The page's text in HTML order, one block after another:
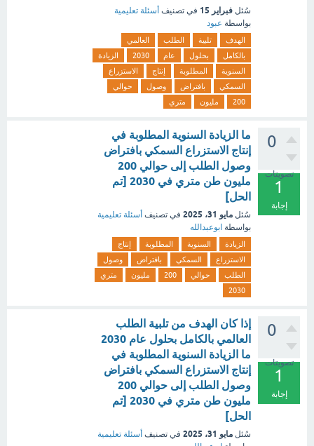
سُئل فبراير 15 في تصنيف أسئلة تعليمية
بواسطة عبود
الهدف تلبية الطلب
العالمي
بالكامل
بحلول عام 2030
الزيادة
السنوية
المطلوبة إنتاج
الاستزراع
السمكي
بافتراض وصول
حوالي
200
مليون متري
0
تصويتات
1
إجابة
ما الزيادة السنوية المطلوبة في
إنتاج الاستزراع السمكي بافتراض
وصول الطلب إلى حوالي 200
مليون طن متري في 2030 [تم
الحل]
سُئل مايو 31، 2025 في تصنيف أسئلة تعليمية
بواسطة ابوعبدالله
الزيادة السنوية المطلوبة
إنتاج
الاستزراع
السمكي بافتراض
وصول
الطلب
حوالي 200 مليون
متري
2030
0
تصويتات
1
إجابة
إذا كان الهدف من تلبية الطلب
العالمي بالكامل بحلول عام 2030
ما الزيادة السنوية المطلوبة في
إنتاج الاستزراع السمكي بافتراض
وصول الطلب إلى حوالي 200
مليون طن متري في 2030 [تم
الحل]
سُئل مايو 31، 2025 في تصنيف أسئلة تعليمية